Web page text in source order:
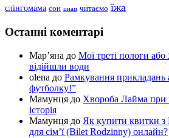
слінгомама сон цнап читаємо їжа
Останні коментарі
Мар’яна до Мої треті пологи
відійшли води
olena до Рамкування прикладань
футболку!”
Мамунця до Хвороба Лайма при
історія
Мамунця до Як купити квитки
для сім’ї (Bilet Rodzinny) онлайн?